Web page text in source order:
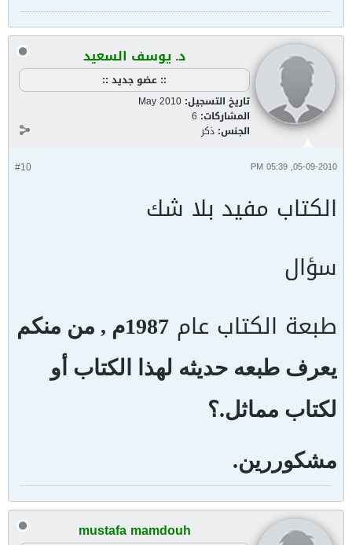
د. يوسف السعيد
:: عضو جديد ::
تاريخ التسجيل: May 2010
المشاركات: 6
الجنس: ذكر
#10 05-09-2010, 05:39 PM
الكتاب مفيد بلا شك
سؤال
طبعة الكتاب عام
1987م , من منكم
يعرف طبعه حديثه لهذا الكتاب أو
لكتاب مماثل.؟
مشكوررين.
mustafa mamdouh